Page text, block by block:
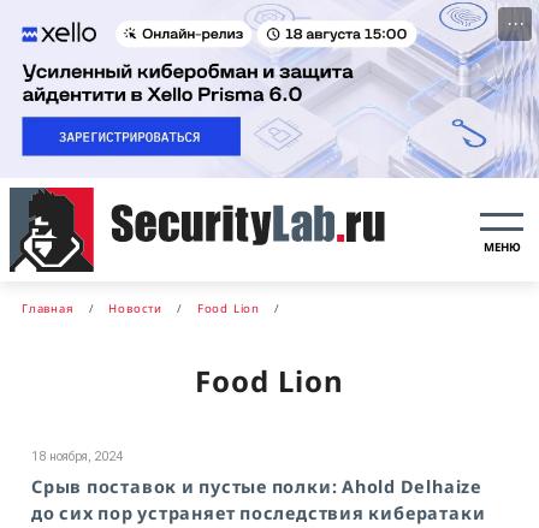
···
МЕНЮ
Главная Новости Food Lion
Food Lion
18 ноября, 2024
Срыв поставок и пустые полки: Ahold Delhaize
до сих пор устраняет последствия кибератаки